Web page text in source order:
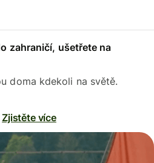
zahraničí, ušetřete na
doma kdekoli na světě.
Zjistěte více